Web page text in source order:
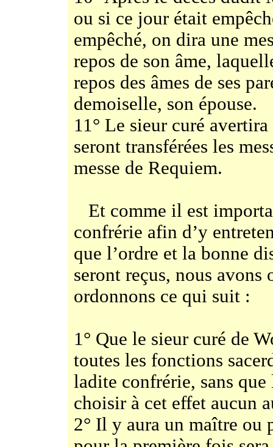
ou si ce jour était
empêché, on dira une
repos de son âme,
repos des âmes de ses
demoiselle, son épouse.
11° Le sieur curé
seront transférées les
messe de Requiem.
Et comme il est
confrérie afin d’y
que l’ordre et la bonne
seront reçus, nous avons
ordonnons ce qui suit :
1° Que le sieur curé de
toutes les fonctions
ladite confrérie, sans
choisir à cet effet aucun
2° Il y aura un maître ou